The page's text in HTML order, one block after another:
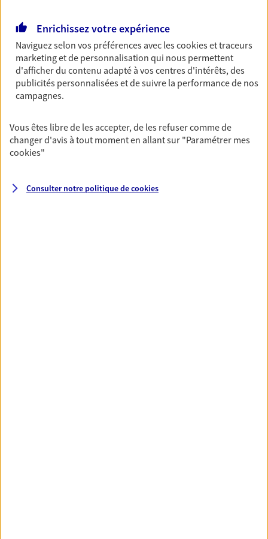
Préparez sereinement ce nouveau chapitre de
votre vie avec les conseils d'un expert. Découvrez
notre solution PER (Plan Epargne Retraite)
spécialement conçue pour la retraite.
Couvrez vos dépenses de santé ainsi que celles de
votre famille avec la complémentaire santé qui
vous ressemble.
Prévoyance
Enrichissez votre expérience
Naviguez selon vos préférences avec lescookies et traceurs
marketing et de personnalisation qui nous permettent
d'afficher du contenu adapté à vos centres d'intérêts, des
publicités personnalisées et de suivre la performance de nos
campagnes.
Vous êtes libre de les accepter, de les refuser comme de
changer d'avis à tout moment en allant sur "Paramétrer mes
cookies"
Consulter notre politique decookies